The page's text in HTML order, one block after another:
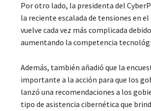
Por otro lado, la presidenta del
la reciente escalada de tensiones en
vuelve cada vez más complicada
aumentando la competencia
Además, también añadió que la
importante a la acción para que los
lanzó una recomendaciones a los
tipo de asistencia cibernética que